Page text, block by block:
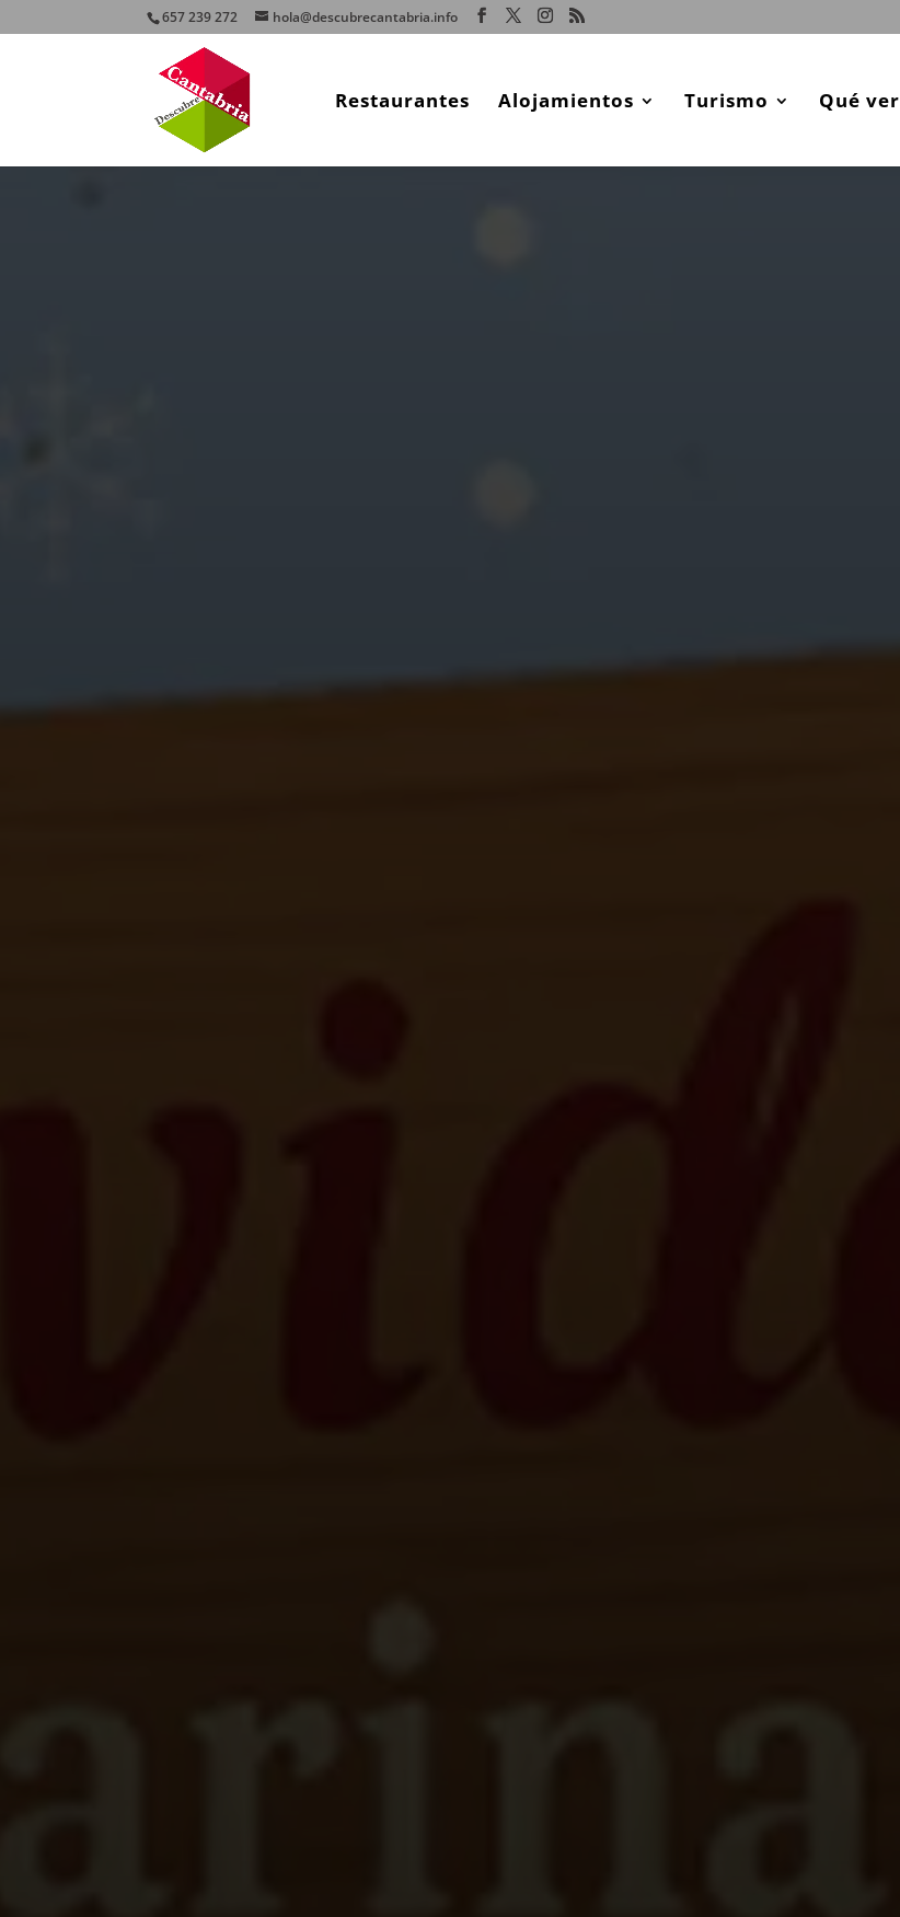
657 239 272 hola@descubrecantabria.info
Restaurantes Alojamientos Turismo Qué ver